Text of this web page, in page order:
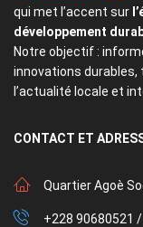
qui met l’accent sur
développement
Notre objectif :
innovations
l’actualité locale et
CONTACT ET
Quartier Agoè
+228 90680521